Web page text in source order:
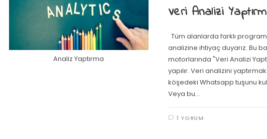
Analiz Yaptırma
Veri Analizi
Tüm alanlarda farklı
analizine ihtiyaç duyarız. Bu
motorlarında "Veri Analizi
yapılır. Veri analizini
köşedeki Whatsapp tuşunu
Veya bu…
1 YORUM